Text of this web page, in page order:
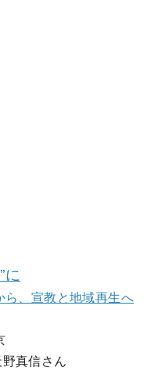
に
、宣教と地域再生へ
真信さん